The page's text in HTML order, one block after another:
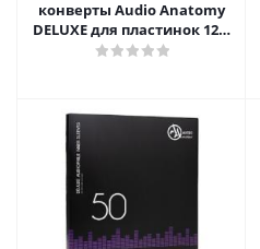
конверты Audio Anatomy
DELUXE для пластинок 12",
CREAM (50 шт)